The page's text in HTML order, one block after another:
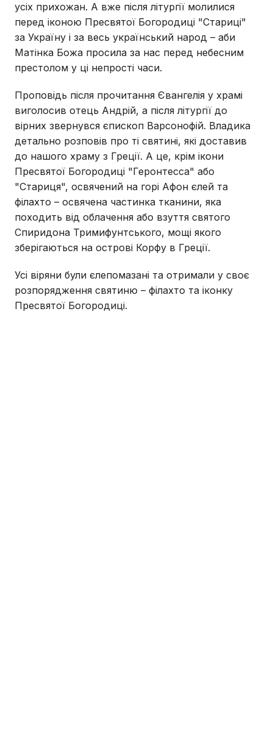
усіх прихожан. А вже після літургії молилися
перед іконою Пресвятої Богородиці "Стариці"
за Україну і за весь український народ – аби
Матінка Божа просила за нас перед небесним
престолом у ці непрості часи.
Проповідь після прочитання Євангелія у храмі
виголосив отець Андрій, а після літургії до
вірних звернувся єпископ Варсонофій. Владика
детально розповів про ті святині, які доставив
до нашого храму з Греції. А це, крім ікони
Пресвятої Богородиці "Геронтесса" або
"Стариця", освячений на горі Афон єлей та
філахто – освячена частинка тканини, яка
походить від облачення або взуття святого
Спиридона Тримифунтського, мощі якого
зберігаються на острові Корфу в Греції.
Усі віряни були єлепомазані та отримали у своє
розпорядження святиню – філахто та іконку
Пресвятої Богородиці.